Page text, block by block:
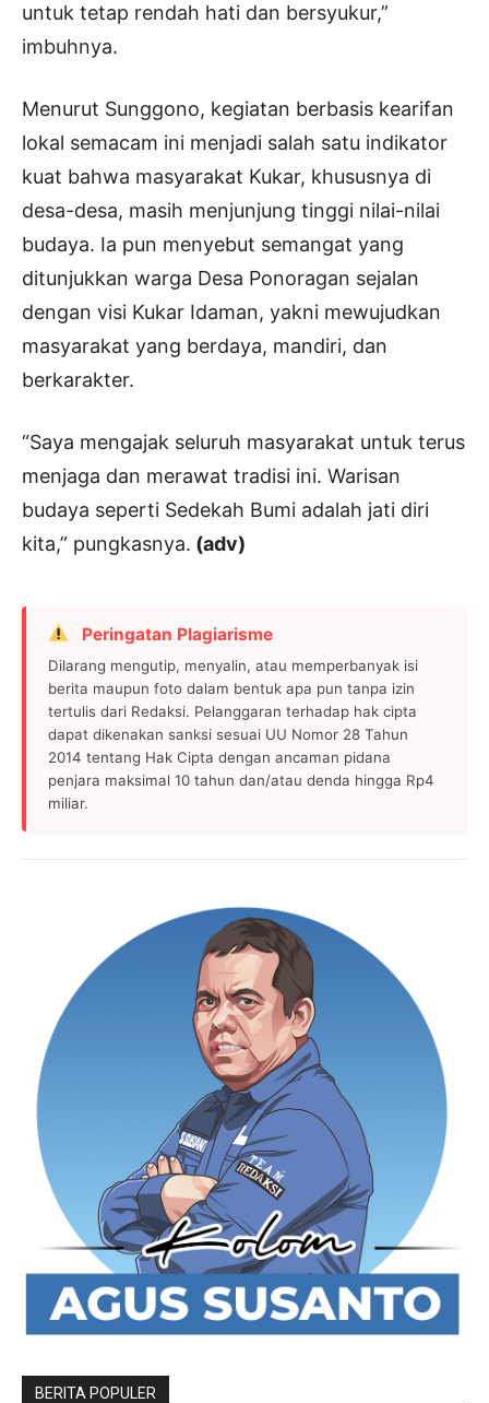
untuk tetap rendah hati dan bersyukur,”
imbuhnya.
Menurut Sunggono, kegiatan berbasis kearifan
lokal semacam ini menjadi salah satu indikator
kuat bahwa masyarakat Kukar, khususnya di
desa-desa, masih menjunjung tinggi nilai-nilai
budaya. Ia pun menyebut semangat yang
ditunjukkan warga Desa Ponoragan sejalan
dengan visi Kukar Idaman, yakni mewujudkan
masyarakat yang berdaya, mandiri, dan
berkarakter.
“Saya mengajak seluruh masyarakat untuk terus
menjaga dan merawat tradisi ini. Warisan
budaya seperti Sedekah Bumi adalah jati diri
kita,” pungkasnya. (adv)
Peringatan Plagiarisme
Dilarang mengutip, menyalin, atau memperbanyak isi
berita maupun foto dalam bentuk apa pun tanpa izin
tertulis dari Redaksi. Pelanggaran terhadap hak cipta
dapat dikenakan sanksi sesuai UU Nomor 28 Tahun
2014 tentang Hak Cipta dengan ancaman pidana
penjara maksimal 10 tahun dan/atau denda hingga Rp4
miliar.
BERITA POPULER